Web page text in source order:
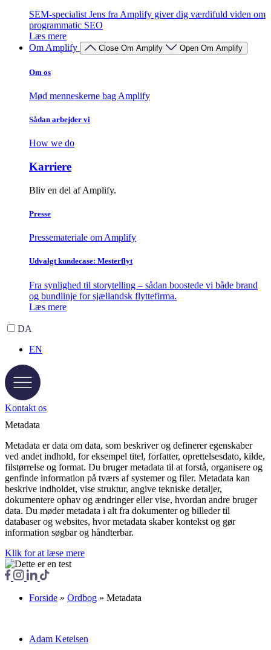
SEM-specialist Jens fra Amplify giver dig værdifuld viden om
programmatic SEO
Læs mere
Om Amplify
Close Om Amplify Open Om Amplify
Om os
Mød menneskerne bag Amplify
Sådan arbejder vi
How we do
Karriere
Bliv en del af Amplify.
Presse
Pressemateriale om Amplify
Udvalgt kundecase: Mesterflyt
Fra synlighed til storytelling – sådan boostede vi både brand
og bundlinje for sjællandsk flyttefirma.
Læs mere
DA
EN
Kontakt os
Metadata
Metadata er data om data, som beskriver og definerer egenskaber
ved andet indhold, for eksempel titel, forfatter, oprettelsesdato, kilde,
filstørrelse og format. Du bruger metadata til at forstå, organisere og
genfinde information på tværs af systemer og filer. Metadata kan
beskrive indholdet, vise struktur, angive tekniske detaljer,
dokumentere ophav og ændringer eller vise, hvordan andre bruger
data. Du møder metadata i alt fra dokumenter og billeder til
databaser og websites, hvor metadata skaber kontekst og gør
information søgbar og håndterbar.
Klik for at læse mere
Forside » Ordbog » Metadata
Adam Ketelsen